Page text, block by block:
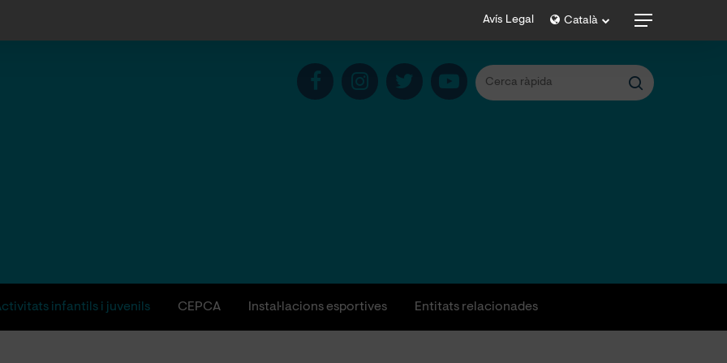
Avís Legal Català Menu
infantils i juvenils CEPCA Instal·lacions esportives Entitats relacionades